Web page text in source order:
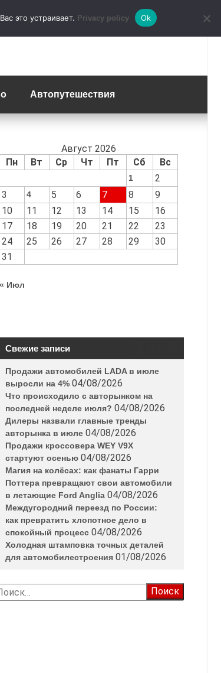
Автопутешествия
Август 2026
Пн
Вт Ср Чт Пт Сб Вс
1
2
3
4 5 6 7 8
9
10
11 12 13 14 15
16
17
18 19 20 21 22
23
24
25 26 27 28 29
30
31
« Июл
Свежие записи
Продажи автомобилей LADA в июле
выросли на 4% 04/08/2026
Что происходило с авторынком на
последней неделе июля? 04/08/2026
Дилеры назвали главные тренды
авторынка в июле 04/08/2026
Продажи кроссовера WEY V9X
стартуют осенью 04/08/2026
Магия на колёсах: как фанаты Гарри
Поттера превращают свои автомобили
в летающие Ford Anglia 04/08/2026
Междугородний переезд по России:
как превратить хлопотное дело в
спокойный процесс 04/08/2026
Холодная штамповка точных деталей
для автомобилестроения 01/08/2026
это устраивает. Privacy policy Ok